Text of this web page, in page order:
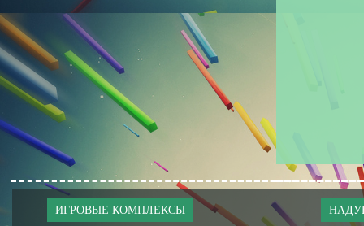
ИГРОВЫЕ КОМПЛЕКСЫ